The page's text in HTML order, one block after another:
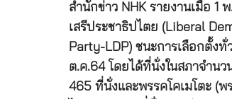
สำนักข่าว NHK รายงานเมื่อ 1
เสรีประชาธิปไตย (Liberal
Party-LDP) ชนะการเลือกตั้งทั่
ต.ค.64 โดยได้ที่นั่งในสภาจำนว
465 ที่นั่งและพรรคโคเมโตะ (พ